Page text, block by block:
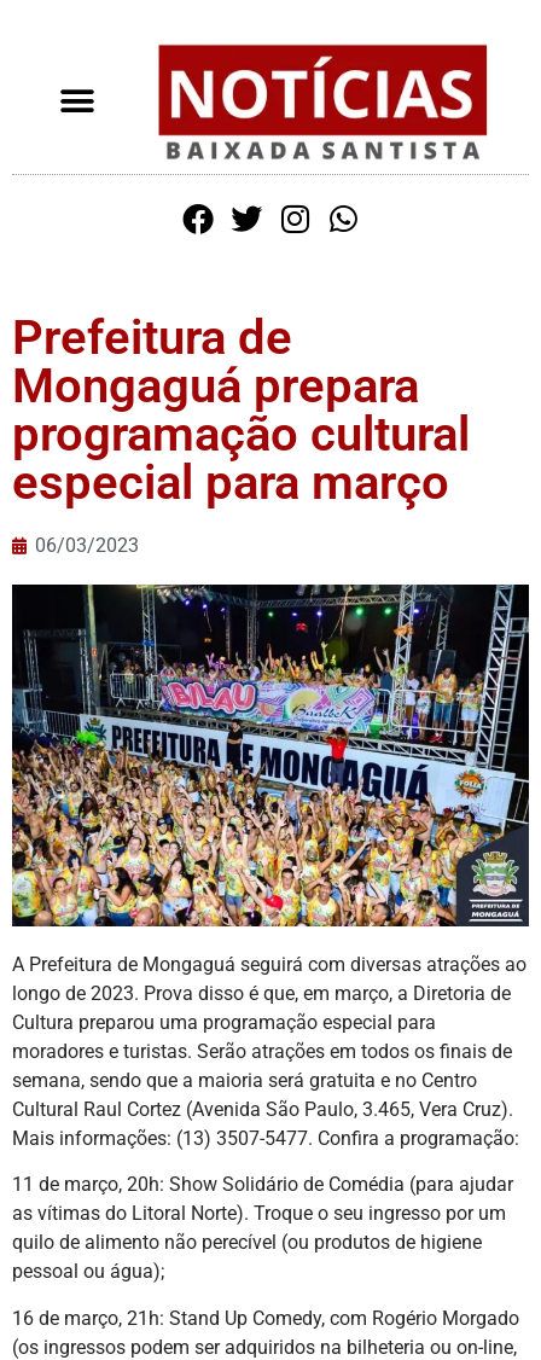
Prefeitura de
Mongaguá prepara
programação cultural
especial para março
06/03/2023
A Prefeitura de Mongaguá seguirá com diversas atrações ao
longo de 2023. Prova disso é que, em março, a Diretoria de
Cultura preparou uma programação especial para
moradores e turistas. Serão atrações em todos os finais de
semana, sendo que a maioria será gratuita e no Centro
Cultural Raul Cortez (Avenida São Paulo, 3.465, Vera Cruz).
Mais informações: (13) 3507-5477. Confira a programação:
11 de março, 20h: Show Solidário de Comédia (para ajudar
as vítimas do Litoral Norte). Troque o seu ingresso por um
quilo de alimento não perecível (ou produtos de higiene
pessoal ou água);
16 de março, 21h: Stand Up Comedy, com Rogério Morgado
(os ingressos podem ser adquiridos na bilheteria ou on-line,